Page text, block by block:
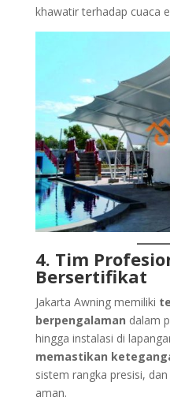
khawatir terhadap cuaca
4. Tim
Bersertifikat
Jakarta Awning memiliki
berpengalaman dalam
hingga instalasi di
memastikan
sistem rangka presisi,
aman.